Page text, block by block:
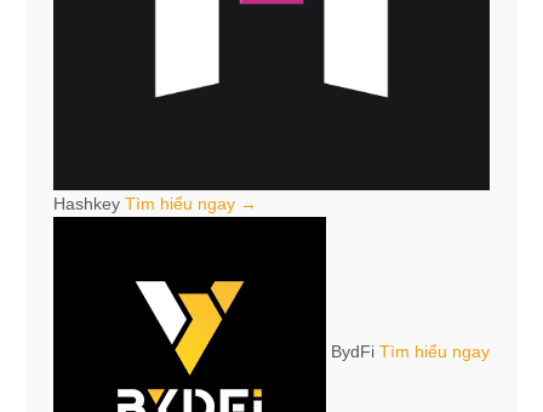
Hashkey Tìm hiểu ngay →
BydFi Tìm hiểu ngay